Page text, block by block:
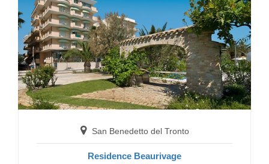
San Benedetto del Tronto
San Benedetto del Tronto
Residence Beaurivage